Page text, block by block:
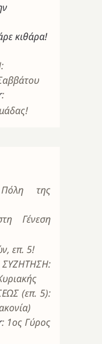
κιθάρα!
:
της
Γένεση
επ. 5!
(επ. 5):
: 1ος Γύρος